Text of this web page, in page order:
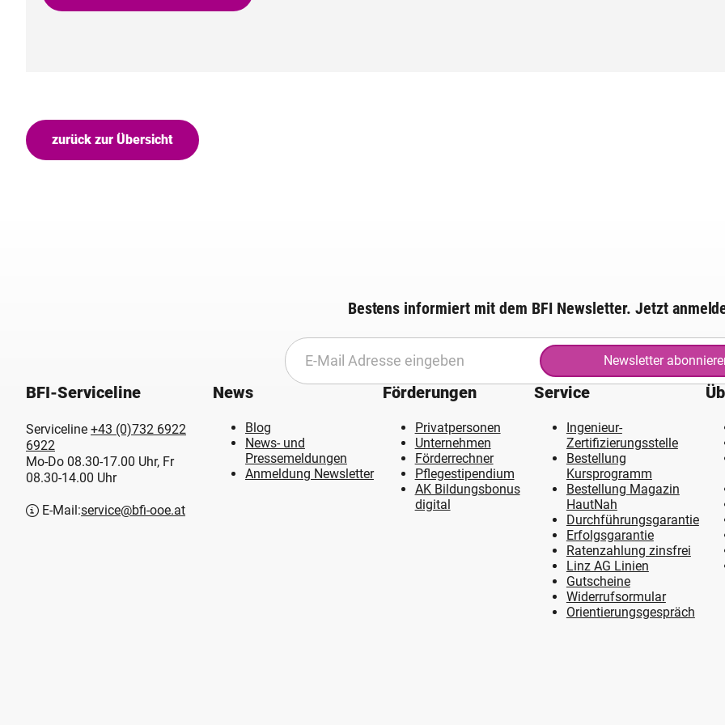
zurück zur Übersicht
Bestens informiert mit dem BFI Newsletter. Jetzt
Newsletter
BFI-Serviceline
Serviceline +43 (0)732 6922
6922
Mo-Do 08.30-17.00 Uhr, Fr
08.30-14.00 Uhr
E-Mail:service@bfi-ooe.at
News
Blog
News- und
Pressemeldungen
Anmeldung Newsletter
Förderungen
Privatpersonen
Unternehmen
Förderrechner
Pflegestipendium
AK Bildungsbonus
digital
Service
Ingenieur-
Zertifizierungsstelle
Bestellung
Kursprogramm
Bestellung Magazin
HautNah
Durchführungsgarantie
Erfolgsgarantie
Ratenzahlung zinsfrei
Linz AG Linien
Gutscheine
Widerrufsormular
Orientierungsgespräch